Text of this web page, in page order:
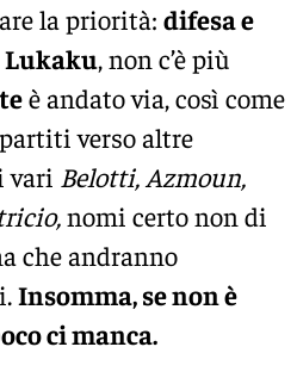
la priorità: difesa e
Lukaku, non c’è più
è andato via, così come
verso altre
vari Belotti, Azmoun,
nomi certo non di
che andranno
Insomma, se non è
ci manca.